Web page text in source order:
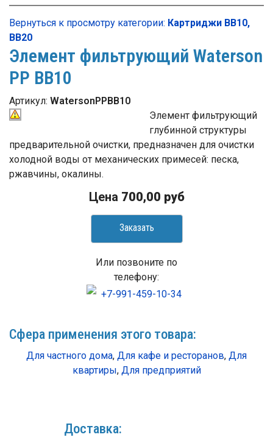
Вернуться к просмотру категории: Картриджи ВВ10,
ВВ20
Элемент фильтрующий Waterson
PP BB10
Артикул: WatersonPPBB10
Элемент фильтрующий
глубинной структуры
предварительной очистки, предназначен для очистки
холодной воды от механических примесей: песка,
ржавчины, окалины.
Цена 700,00 руб
Заказать
Или позвоните по
телефону:
+7-991-459-10-34
Сфера применения этого товара:
Для частного дома, Для кафе и ресторанов, Для
квартиры, Для предприятий
Доставка: